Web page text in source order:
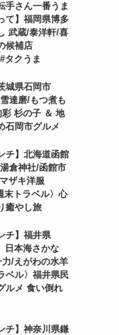
手さん一番うま
て】福岡県博多
武蔵/泰洋軒/喜
候補店
タクうま
城県石岡市
達磨/もつ煮も
杉の子 ＆ 地
石岡市グルメ
チ】北海道函館
湯倉神社/函館市
ザキ洋服
末トラベル〉心
癒やし旅
チ】福井県
日本海さかな
/えがわの水羊
ベル〉福井県民
ルメ 食い倒れ
チ】神奈川県鎌